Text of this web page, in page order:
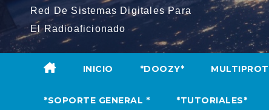
Red De Sistemas Digitales Para
El Radioaficionado
INICIO *DOOZY*
*SOPORTE GENERAL * *TUTORIALES*